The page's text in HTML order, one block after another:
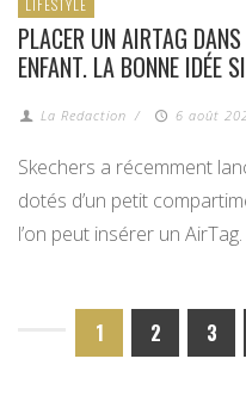
LIFESTYLE
PLACER UN AIRTAG
ENFANT. LA BONNE IDÉE
La Redaction / 6 août
Skechers a récemment
dotés d’un petit
l’on peut insérer un AirTag.
1 2 3